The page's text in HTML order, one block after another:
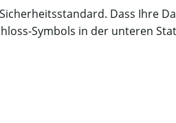
Dass Ihre
Symbols in der unteren